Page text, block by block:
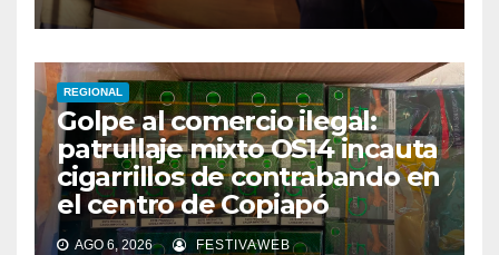
REGIONAL
Golpe al comercio ilegal:
patrullaje mixto OS14 incauta
cigarrillos de contrabando en
el centro de Copiapó
AGO 6, 2026 FESTIVAWEB